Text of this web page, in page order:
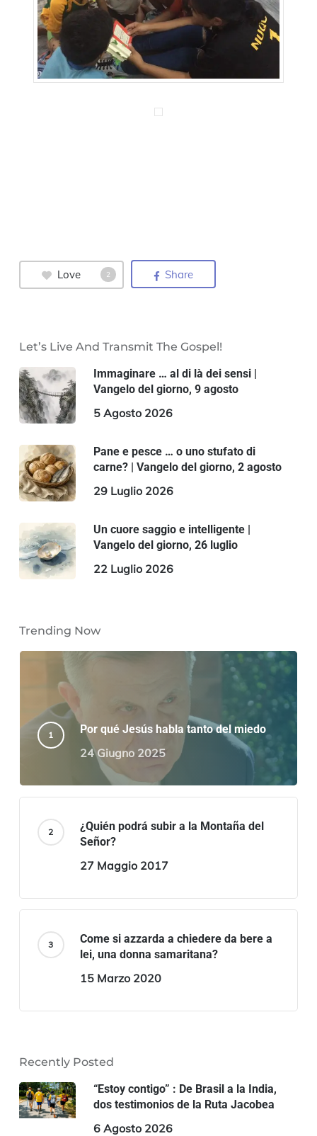
Love 2 Share
Let’s Live And Transmit The Gospel!
Immaginare … al di là dei sensi |
Vangelo del giorno, 9 agosto
5 Agosto 2026
Pane e pesce … o uno stufato di
carne? | Vangelo del giorno, 2 agosto
29 Luglio 2026
Un cuore saggio e intelligente |
Vangelo del giorno, 26 luglio
22 Luglio 2026
Trending Now
Por qué Jesús habla tanto del miedo
24 Giugno 2025
¿Quién podrá subir a la Montaña del
Señor?
27 Maggio 2017
Come si azzarda a chiedere da bere a
lei, una donna samaritana?
15 Marzo 2020
Recently Posted
“Estoy contigo” : De Brasil a la India,
dos testimonios de la Ruta Jacobea
6 Agosto 2026